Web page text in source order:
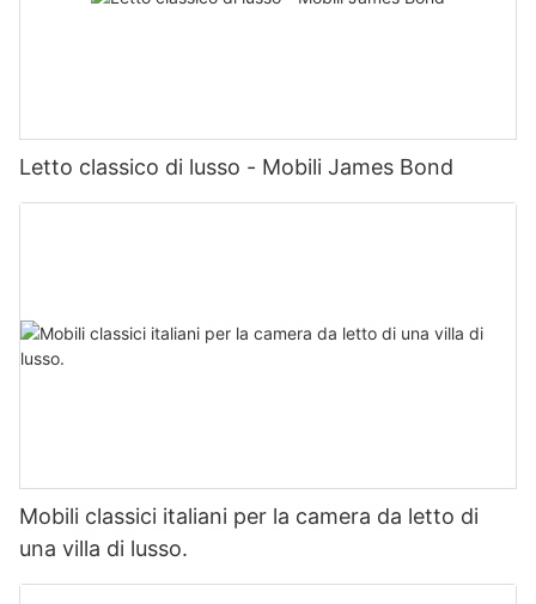
Letto classico di lusso - Mobili James Bond
Mobili classici italiani per la camera da letto di
una villa di lusso.